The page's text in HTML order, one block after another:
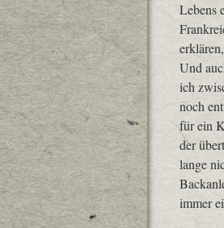
Lebens
Und
ich
noch
für ein
der
lange
immer